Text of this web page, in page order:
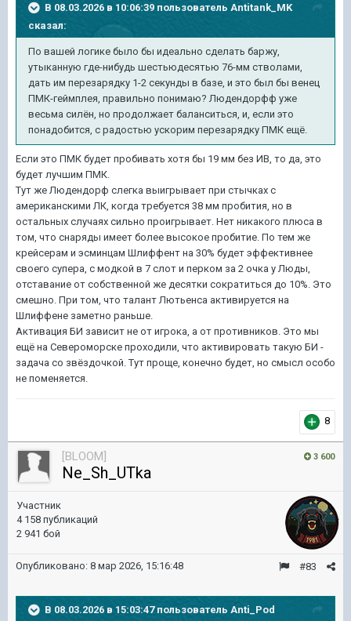
В 08.03.2026 в 10:06:39 пользователь Antitank_MK
сказал:
По вашей логике было бы идеально сделать баржу,
утыканную где-нибудь шестьюдесятью 76-мм стволами,
дать им перезарядку 1-2 секунды в базе, и это был бы венец
ПМК-геймплея, правильно понимаю? Людендорфф уже
весьма силён, но продолжает баланситься, и, если это
понадобится, с радостью ускорим перезарядку ПМК ещё.
Если это ПМК будет пробивать хотя бы 19 мм без ИВ, то да, это
будет лучшим ПМК.
Тут же Людендорф слегка выигрывает при стычках с
американскими ЛК, когда требуется 38 мм пробития, но в
остальных случаях сильно проигрывает. Нет никакого плюса в
том, что снаряды имеет более высокое пробитие. По тем же
крейсерам и эсминцам Шлиффент на 30% будет эффективнее
своего супера, с модкой в 7 слот и перком за 2 очка у Люды,
отставание от собственной же десятки сократиться до 10%. Это
смешно. При том, что талант Лютьенса активируется на
Шлиффене заметно раньше.
Активация БИ зависит не от игрока, а от противников. Это мы
ещё на Североморске проходили, что активировать такую БИ -
задача со звёздочкой. Тут проще, конечно будет, но смысл особо
не поменяется.
8
3 600
[BLOOM]
Ne_Sh_UTka
Участник
4 158 публикаций
2 941 бой
#83
Опубликовано: 8 мар 2026, 15:16:48
В 08.03.2026 в 15:03:47 пользователь Anti_Pod